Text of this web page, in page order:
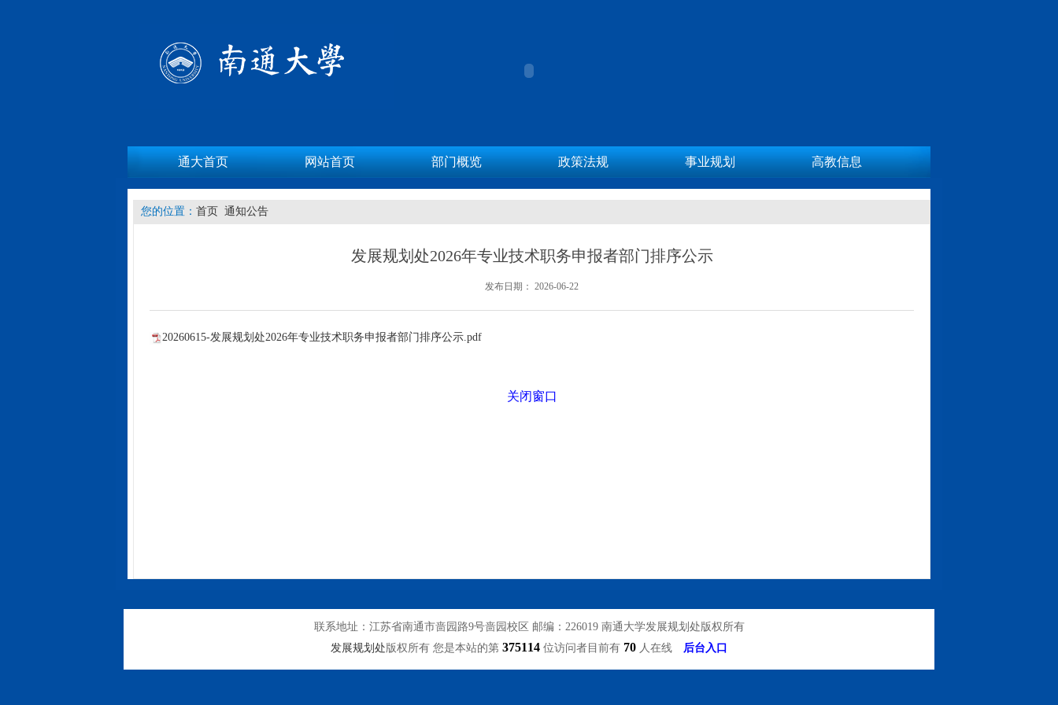
通大首页 网站首页 部门概览 政策法规 事业规划 高教信息
您的位置： 首页 通知公告
发展规划处2026年专业技术职务申报者部门排序公示
发布日期： 2026-06-22
20260615-发展规划处2026年专业技术职务申报者部门排序公示.pdf
关闭窗口
联系地址：江苏省南通市啬园路9号啬园校区 邮编：226019 南通大学发展规划处版权所有
发展规划处版权所有 您是本站的第 375114 位访问者目前有 70 人在线 后台入口